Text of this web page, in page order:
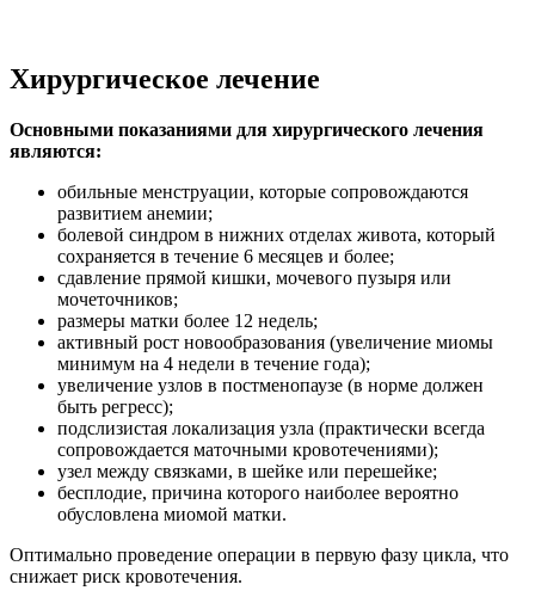
Хирургическое лечение
Основными показаниями для хирургического лечения
являются:
обильные менструации, которые сопровождаются
развитием анемии;
болевой синдром в нижних отделах живота, который
сохраняется в течение 6 месяцев и более;
сдавление прямой кишки, мочевого пузыря или
мочеточников;
размеры матки более 12 недель;
активный рост новообразования (увеличение миомы
минимум на 4 недели в течение года);
увеличение узлов в постменопаузе (в норме должен
быть регресс);
подслизистая локализация узла (практически всегда
сопровождается маточными кровотечениями);
узел между связками, в шейке или перешейке;
бесплодие, причина которого наиболее вероятно
обусловлена миомой матки.
Оптимально проведение операции в первую фазу цикла, что
снижает риск кровотечения.